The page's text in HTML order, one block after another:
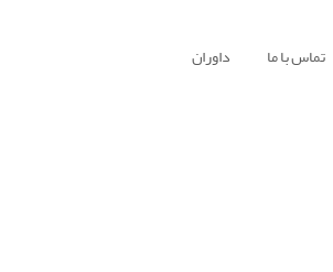
تماس با ما داوران